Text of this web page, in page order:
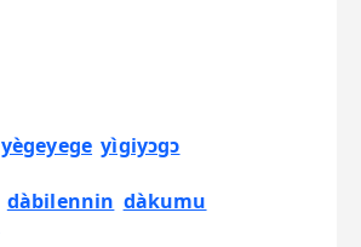
yègeyege yìgiyɔgɔ
dàbilennin dàkumu